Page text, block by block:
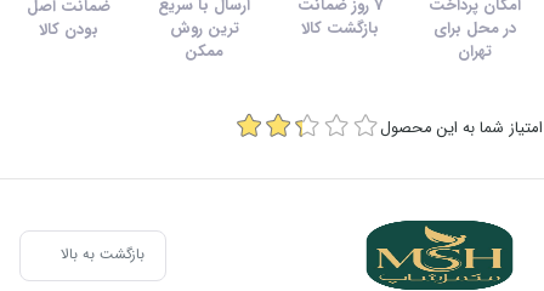
امکان پرداخت
در محل برای
تهران
7 روز ضمانت
بازگشت کالا
ارسال با سریع
ترین روش
ممکن
ضمانت اصل
بودن کالا
امتیاز شما به این محصول
بازگشت به بالا